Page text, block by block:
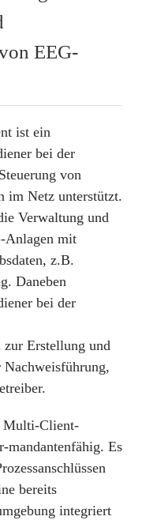
EEG-
ist ein
bei der
von
im Netz unterstützt.
Verwaltung und
Anlagen mit
z.B.
Daneben
bei der
zur Erstellung und
Multi-Client-
Es
bereits
integriert